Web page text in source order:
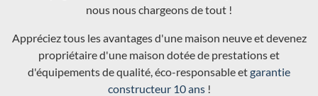
nous nous chargeons de tout !
Appréciez tous les avantages d'une maison neuve et devenez
propriétaire d'une maison dotée de prestations et
d'équipements de qualité, éco-responsable etgarantie
constructeur 10 ans!